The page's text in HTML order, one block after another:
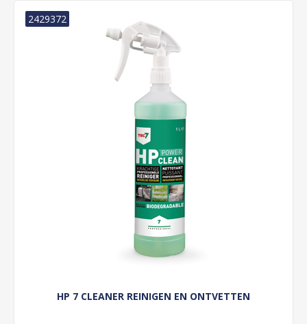
HP 7 CLEANER REINIGEN EN ONTVETTEN
2429372